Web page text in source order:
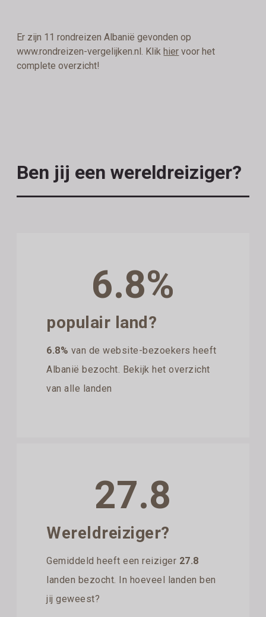
Er zijn 11 rondreizen Albanië gevonden op
www.rondreizen-vergelijken.nl. Klik hier voor het
complete overzicht!
Ben jij een wereldreiziger?
6.8%
populair land?
6.8% van de website-bezoekers heeft
Albanië bezocht. Bekijk het overzicht
van alle landen
27.8
Wereldreiziger?
Gemiddeld heeft een reiziger 27.8
landen bezocht. In hoeveel landen ben
jij geweest?